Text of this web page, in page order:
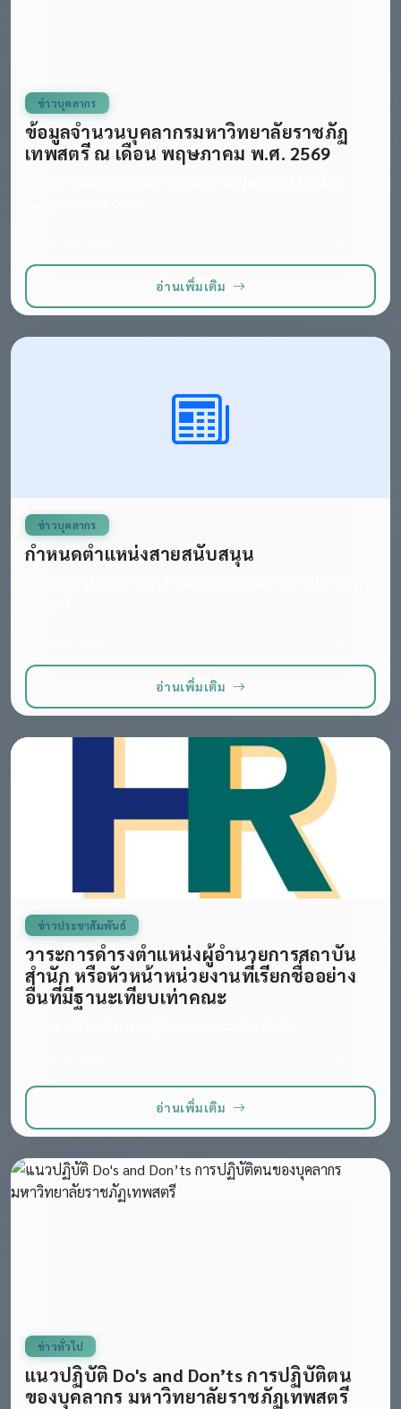
ข่าวบุคลากร
ข้อมูลจำนวนบุคลากรมหาวิทยาลัยราชภัฏ
เทพสตรี ณ เดือน พฤษภาคม พ.ศ. 2569
อ่านเพิ่มเติม
ข่าวบุคลากร
กำหนดตำแหน่งสายสนับสนุน
อ่านเพิ่มเติม
ข่าวประชาสัมพันธ์
วาระการดำรงตำแหน่งผู้อำนวยการสถาบัน
สำนัก หรือหัวหน้าหน่วยงานที่เรียกชื่ออย่าง
อื่นที่มีฐานะเทียบเท่าคณะ
อ่านเพิ่มเติม
ข่าวทั่วไป
แนวปฏิบัติ Do's and Don’ts การปฏิบัติตน
ของบุคลากร มหาวิทยาลัยราชภัฏเทพสตรี